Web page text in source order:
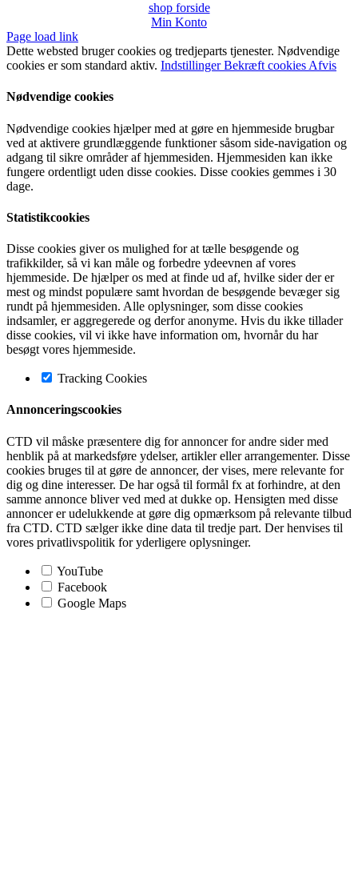
shop forside
Min Konto
Page load link
Dette websted bruger cookies og tredjeparts tjenester. Nødvendige
cookies er som standard aktiv. IndstillingerBekræft cookies Afvis
Nødvendige cookies
Nødvendige cookies hjælper med at gøre en hjemmeside brugbar
ved at aktivere grundlæggende funktioner såsom side-navigation og
adgang til sikre områder af hjemmesiden. Hjemmesiden kan ikke
fungere ordentligt uden disse cookies. Disse cookies gemmes i 30
dage.
Statistikcookies
Disse cookies giver os mulighed for at tælle besøgende og
trafikkilder, så vi kan måle og forbedre ydeevnen af vores
hjemmeside. De hjælper os med at finde ud af, hvilke sider der er
mest og mindst populære samt hvordan de besøgende bevæger sig
rundt på hjemmesiden. Alle oplysninger, som disse cookies
indsamler, er aggregerede og derfor anonyme. Hvis du ikke tillader
disse cookies, vil vi ikke have information om, hvornår du har
besøgt vores hjemmeside.
Tracking Cookies
Annonceringscookies
CTD vil måske præsentere dig for annoncer for andre sider med
henblik på at markedsføre ydelser, artikler eller arrangementer. Disse
cookies bruges til at gøre de annoncer, der vises, mere relevante for
dig og dine interesser. De har også til formål fx at forhindre, at den
samme annonce bliver ved med at dukke op. Hensigten med disse
annoncer er udelukkende at gøre dig opmærksom på relevante tilbud
fra CTD. CTD sælger ikke dine data til tredje part. Der henvises til
vores privatlivspolitik for yderligere oplysninger.
YouTube
Facebook
Google Maps